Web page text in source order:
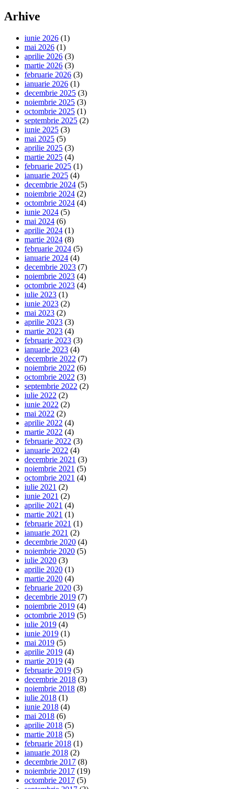
Arhive
iunie 2026 (1)
mai 2026 (1)
aprilie 2026 (3)
martie 2026 (3)
februarie 2026 (3)
ianuarie 2026 (1)
decembrie 2025 (3)
noiembrie 2025 (3)
octombrie 2025 (1)
septembrie 2025 (2)
iunie 2025 (3)
mai 2025 (5)
aprilie 2025 (3)
martie 2025 (4)
februarie 2025 (1)
ianuarie 2025 (4)
decembrie 2024 (5)
noiembrie 2024 (2)
octombrie 2024 (4)
iunie 2024 (5)
mai 2024 (6)
aprilie 2024 (1)
martie 2024 (8)
februarie 2024 (5)
ianuarie 2024 (4)
decembrie 2023 (7)
noiembrie 2023 (4)
octombrie 2023 (4)
iulie 2023 (1)
iunie 2023 (2)
mai 2023 (2)
aprilie 2023 (3)
martie 2023 (4)
februarie 2023 (3)
ianuarie 2023 (4)
decembrie 2022 (7)
noiembrie 2022 (6)
octombrie 2022 (3)
septembrie 2022 (2)
iulie 2022 (2)
iunie 2022 (2)
mai 2022 (2)
aprilie 2022 (4)
martie 2022 (4)
februarie 2022 (3)
ianuarie 2022 (4)
decembrie 2021 (3)
noiembrie 2021 (5)
octombrie 2021 (4)
iulie 2021 (2)
iunie 2021 (2)
aprilie 2021 (4)
martie 2021 (1)
februarie 2021 (1)
ianuarie 2021 (2)
decembrie 2020 (4)
noiembrie 2020 (5)
iulie 2020 (3)
aprilie 2020 (1)
martie 2020 (4)
februarie 2020 (3)
decembrie 2019 (7)
noiembrie 2019 (4)
octombrie 2019 (5)
iulie 2019 (4)
iunie 2019 (1)
mai 2019 (5)
aprilie 2019 (4)
martie 2019 (4)
februarie 2019 (5)
decembrie 2018 (3)
noiembrie 2018 (8)
iulie 2018 (1)
iunie 2018 (4)
mai 2018 (6)
aprilie 2018 (5)
martie 2018 (5)
februarie 2018 (1)
ianuarie 2018 (2)
decembrie 2017 (8)
noiembrie 2017 (19)
octombrie 2017 (5)